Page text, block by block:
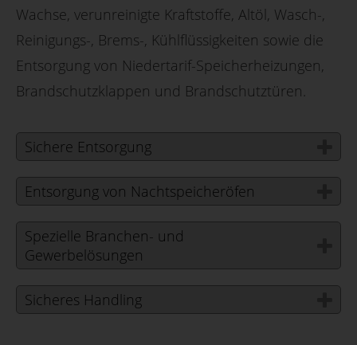
Wachse, verunreinigte Kraftstoffe, Altöl, Wasch-,
Reinigungs-, Brems-, Kühlflüssigkeiten sowie die
Entsorgung von Niedertarif-Speicherheizungen,
Brandschutzklappen und Brandschutztüren.
Sichere Entsorgung
Entsorgung von Nachtspeicheröfen
Spezielle Branchen- und
Gewerbelösungen
Sicheres Handling